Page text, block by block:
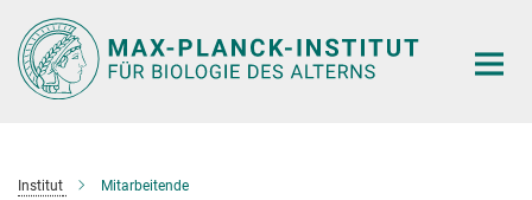
Hauptinhalt
Institut Mitarbeitende